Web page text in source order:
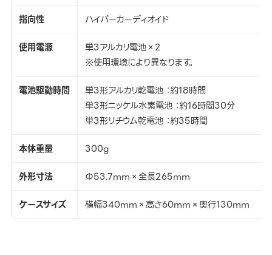
指向性
ハイパーカーディオイド
使用電源
単3アルカリ電池×2
※使用環境により異なります。
電池駆動時間
単3形アルカリ乾電池 ：約18時間
単3形ニッケル水素電池 ：約16時間30分
単3形リチウム乾電池 ：約35時間
本体重量
300g
外形寸法
Φ53.7mm×全長265mm
ケースサイズ
横幅340mm×高さ60mm×奥行130mm